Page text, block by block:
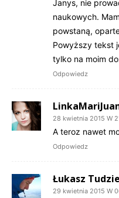
Janys, nie
naukowych.
powstaną,
Powyższy tekst
tylko na moim
Odpowiedz
28 kwietnia 2015 W
A teroz nawet
Odpowiedz
Łukasz
29 kwietnia 2015 W